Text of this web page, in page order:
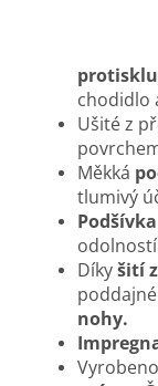
chodidlo
Ušité z
Měkká
tlumivý
Díkyšití
nohy.
Vyrobeno